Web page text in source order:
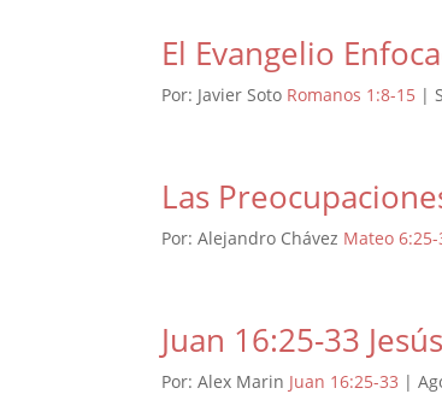
El Evangelio
Por: Javier Soto Romanos 1:8-15 |
Las
Por: Alejandro Chávez Mateo 6:25-
Juan 16:25-33
Por: Alex Marin Juan 16:25-33 |